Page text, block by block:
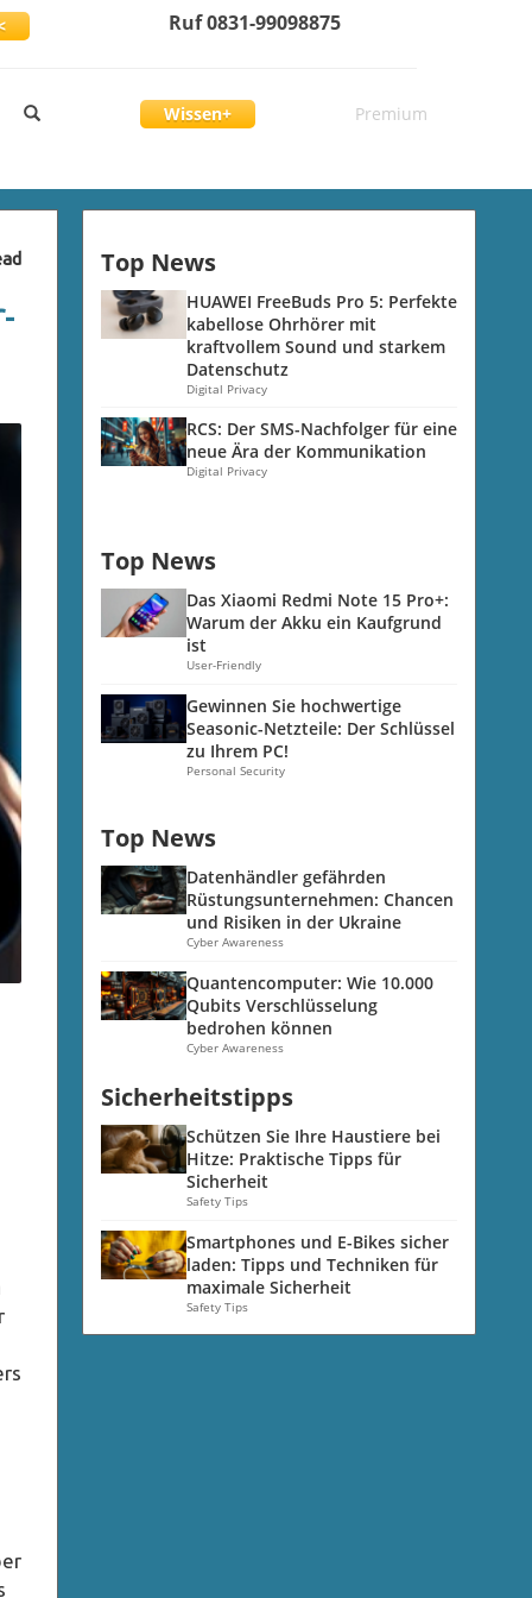
Ruf 0831-99098875
Wissen+ Premium
Top News
HUAWEI FreeBuds Pro 5: Perfekte
kabellose Ohrhörer mit
kraftvollem Sound und starkem
Datenschutz
Digital Privacy
RCS: Der SMS-Nachfolger für eine
neue Ära der Kommunikation
Digital Privacy
Top News
Das Xiaomi Redmi Note 15 Pro+:
Warum der Akku ein Kaufgrund
ist
User-Friendly
Gewinnen Sie hochwertige
Seasonic-Netzteile: Der Schlüssel
zu Ihrem PC!
Personal Security
Top News
Datenhändler gefährden
Rüstungsunternehmen: Chancen
und Risiken in der Ukraine
Cyber Awareness
Quantencomputer: Wie 10.000
Qubits Verschlüsselung
bedrohen können
Cyber Awareness
Sicherheitstipps
Schützen Sie Ihre Haustiere bei
Hitze: Praktische Tipps für
Sicherheit
Safety Tips
Smartphones und E-Bikes sicher
laden: Tipps und Techniken für
maximale Sicherheit
Safety Tips